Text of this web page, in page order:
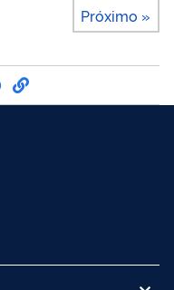
Próximo »
por Facebook
por Twitter
por
Compartilhe por
link para Copiar